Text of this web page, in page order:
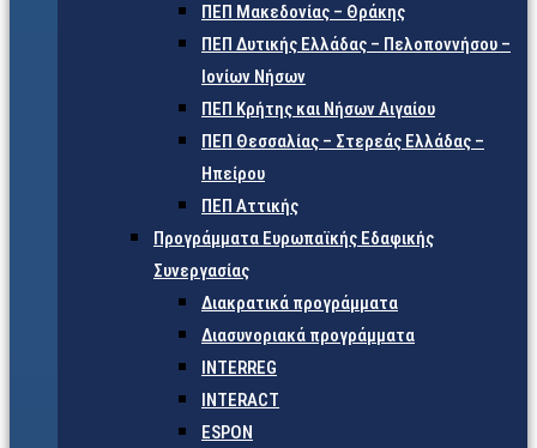
ΠΕΠ Μακεδονίας – Θράκης
ΠΕΠ Δυτικής Ελλάδας – Πελοποννήσου –
Ιονίων Νήσων
ΠΕΠ Κρήτης και Νήσων Αιγαίου
ΠΕΠ Θεσσαλίας – Στερεάς Ελλάδας –
Ηπείρου
ΠΕΠ Αττικής
Προγράμματα Ευρωπαϊκής Εδαφικής
Συνεργασίας
Διακρατικά προγράμματα
Διασυνοριακά προγράμματα
INTERREG
INTERACT
ESPON